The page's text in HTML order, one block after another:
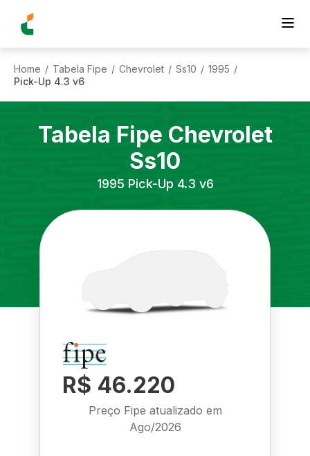
Home / Tabela Fipe / Chevrolet / Ss10 / 1995 /
Pick-Up 4.3 v6
Tabela Fipe Chevrolet
Ss10
1995 Pick-Up 4.3 v6
R$ 46.220
Preço Fipe atualizado em
Ago/2026